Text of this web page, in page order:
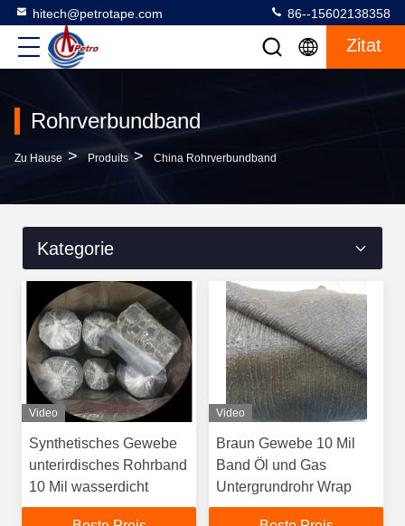
hitech@petrotape.com 86--15602138358
Zitat
Rohrverbundband
Zu Hause > Produits > China Rohrverbundband
Kategorie
Video
Synthetisches Gewebe
unterirdisches Rohrband
10 Mil wasserdicht
Video
Braun Gewebe 10 Mil
Band Öl und Gas
Untergrundrohr Wrap